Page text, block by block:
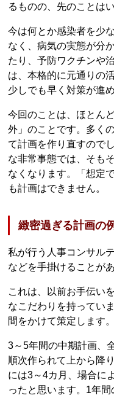
るものの、先のことは
今は何とか感染者を少
なく、病気の実態が分
たり、予防ワクチンや
は、本格的に元通りの
少しでも早く対策が進
今回のことは、ほとん
外」のことです。多く
て計画を作り直すので
な非常事態では、そも
なくなります。「想定
も計画はできません。
緻密過ぎる計画の
私が行う人事コンサル
などを手掛けることが
これは、以前お手伝い
なこだわりを持ってい
間をかけて策定します。
3～5年間の中期計画、
順次作られて上から降
には3～4カ月、場合に
ったと思います。1年